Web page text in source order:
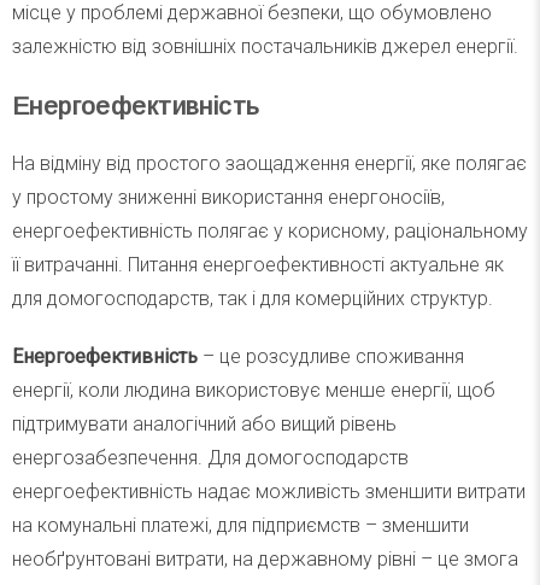
місце у проблемі державної безпеки, що обумовлено
залежністю від зовнішніх постачальників джерел енергії.
Енергоефективність
На відміну від простого заощадження енергії, яке полягає
у простому зниженні використання енергоносіїв,
енергоефективність полягає у корисному, раціональному
її витрачанні. Питання енергоефективності актуальне як
для домогосподарств, так і для комерційних структур.
Енергоефективність – це розсудливе споживання
енергії, коли людина використовує менше енергії, щоб
підтримувати аналогічний або вищий рівень
енергозабезпечення. Для домогосподарств
енергоефективність надає можливість зменшити витрати
на комунальні платежі, для підприємств – зменшити
необґрунтовані витрати, на державному рівні – це змога